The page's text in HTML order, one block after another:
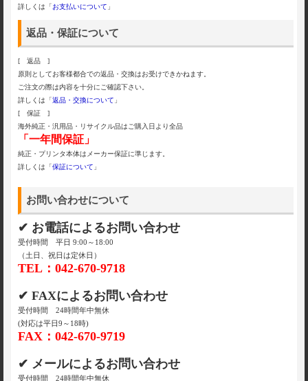
詳しくは「お支払いについて 」
返品・保証について
[ 返品 ]
原則としてお客様都合での返品・交換はお受けできかねます。
ご注文の際は内容を十分にご確認下さい。
詳しくは「返品・交換について 」
[ 保証 ]
海外純正・汎用品・リサイクル品はご購入日より全品
「一年間保証」
純正・プリンタ本体はメーカー保証に準じます。
詳しくは「保証について 」
お問い合わせについて
✔ お電話によるお問い合わせ
受付時間 平日 9:00～18:00
（土日、祝日は定休日）
TEL：042-670-9718
✔ FAXによるお問い合わせ
受付時間 24時間年中無休
(対応は平日9～18時)
FAX：042-670-9719
✔ メールによるお問い合わせ
受付時間 24時間年中無休